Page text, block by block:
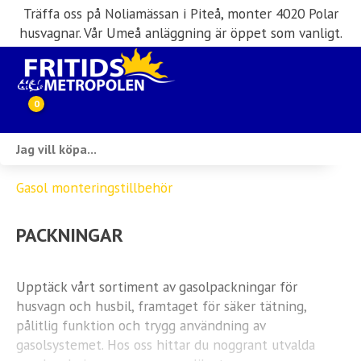
Träffa oss på Noliamässan i Piteå, monter 4020 Polar
husvagnar. Vår Umeå anläggning är öppet som vanligt.
0
Husbilsuthyrning
Verkstad
Gasol monteringstillbehör
PACKNINGAR
Upptäck vårt sortiment av gasolpackningar för
husvagn och husbil, framtaget för säker tätning,
pålitlig funktion och trygg användning av
gasolsystemet. Hos oss hittar du noggrant utvalda